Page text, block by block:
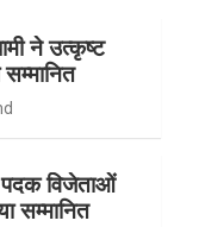
t
t
e
u
b
ने उत्कृष्ट
विजेताओं
सम्मानित